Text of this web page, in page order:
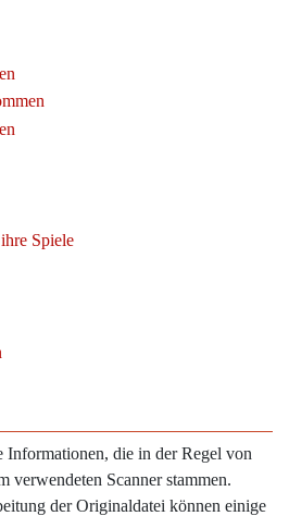
Spiele
Informationen, die in der Regel von
verwendeten Scanner stammen.
der Originaldatei können einige